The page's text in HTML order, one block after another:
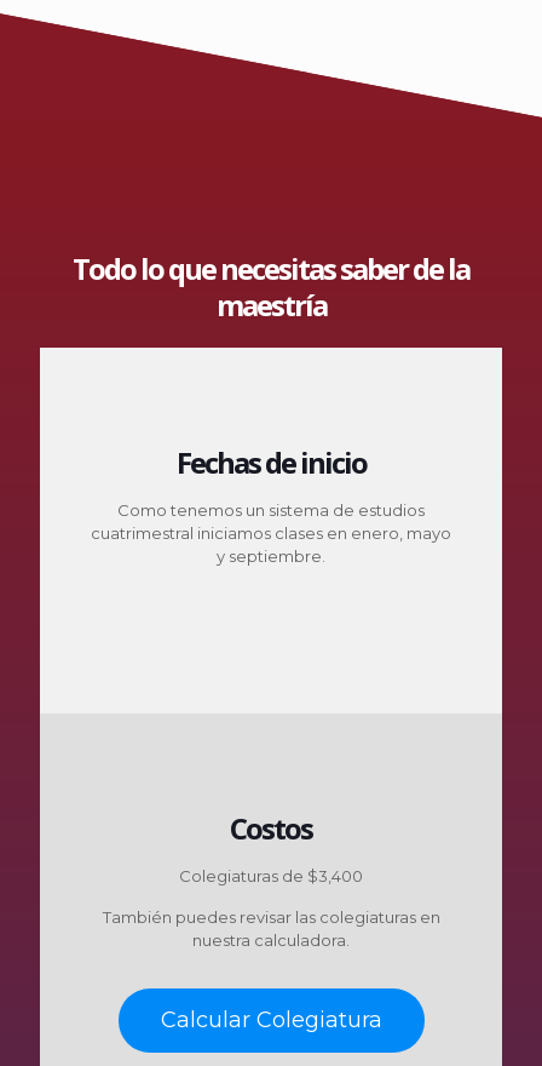
Todo lo que necesitas saber de la
maestría
Fechas de inicio
Como tenemos un sistema de estudios
cuatrimestral iniciamos clases en enero, mayo
y septiembre.
Costos
Colegiaturas de $3,400
También puedes revisar las colegiaturas en
nuestra calculadora.
Calcular Colegiatura